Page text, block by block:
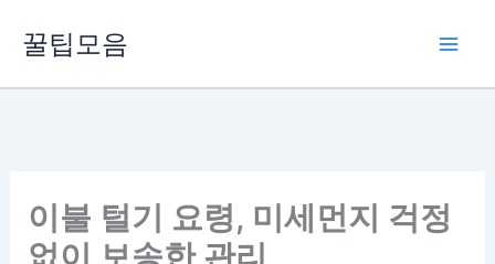
꿀팁모음
이불 털기 요령, 미세먼지 걱정
없이 보송한 관리